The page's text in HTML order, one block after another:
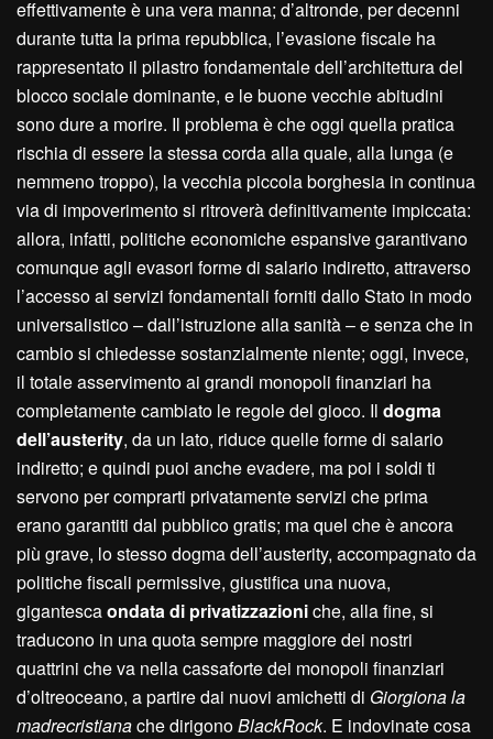
effettivamente è una vera manna; d’altronde, per decenni
durante tutta la prima repubblica, l’evasione fiscale ha
rappresentato il pilastro fondamentale dell’architettura del
blocco sociale dominante, e le buone vecchie abitudini
sono dure a morire. Il problema è che oggi quella pratica
rischia di essere la stessa corda alla quale, alla lunga (e
nemmeno troppo), la vecchia piccola borghesia in continua
via di impoverimento si ritroverà definitivamente impiccata:
allora, infatti, politiche economiche espansive garantivano
comunque agli evasori forme di salario indiretto, attraverso
l’accesso ai servizi fondamentali forniti dallo Stato in modo
universalistico – dall’istruzione alla sanità – e senza che in
cambio si chiedesse sostanzialmente niente; oggi, invece,
il totale asservimento ai grandi monopoli finanziari ha
completamente cambiato le regole del gioco. Il dogma
dell’austerity, da un lato, riduce quelle forme di salario
indiretto; e quindi puoi anche evadere, ma poi i soldi ti
servono per comprarti privatamente servizi che prima
erano garantiti dal pubblico gratis; ma quel che è ancora
più grave, lo stesso dogma dell’austerity, accompagnato da
politiche fiscali permissive, giustifica una nuova,
gigantescaondata di privatizzazioniche, alla fine, si
traducono in una quota sempre maggiore dei nostri
quattrini che va nella cassaforte dei monopoli finanziari
d’oltreoceano, a partire dai nuovi amichetti di Giorgiona la
madrecristianache dirigonoBlackRock. E indovinate cosa